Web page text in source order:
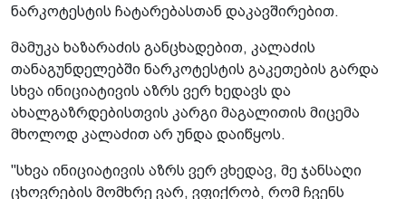
ნარკოტესტის ჩატარებასთან დაკავშირებით.
მამუკა ხაზარაძის განცხადებით, კალაძის
თანაგუნდელებში ნარკოტესტის გაკეთების გარდა
სხვა ინიციატივის აზრს ვერ ხედავს და
ახალგაზრდებისთვის კარგი მაგალითის მიცემა
მხოლოდ კალაძით არ უნდა დაიწყოს.
"სხვა ინიციატივის აზრს ვერ ვხედავ, მე ჯანსაღი
ცხოვრების მომხრე ვარ, ვფიქრობ, რომ ჩვენს